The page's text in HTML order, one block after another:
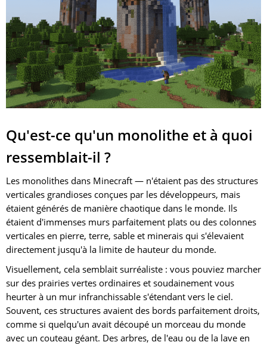
Qu'est-ce qu'un monolithe et à quoi
ressemblait-il ?
Les monolithes dans Minecraft — n'étaient pas des structures
verticales grandioses conçues par les développeurs, mais
étaient générés de manière chaotique dans le monde. Ils
étaient d'immenses murs parfaitement plats ou des colonnes
verticales en pierre, terre, sable et minerais qui s'élevaient
directement jusqu'à la limite de hauteur du monde.
Visuellement, cela semblait surréaliste : vous pouviez marcher
sur des prairies vertes ordinaires et soudainement vous
heurter à un mur infranchissable s'étendant vers le ciel.
Souvent, ces structures avaient des bords parfaitement droits,
comme si quelqu'un avait découpé un morceau du monde
avec un couteau géant. Des arbres, de l'eau ou de la lave en